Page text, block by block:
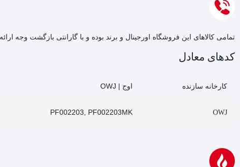
تمامی کالاهای این فروشگاه اورجینال و برند بوده و با گارانتی بازگشت وجه
کدهای معادل
کارخانه سازنده اوج | OWJ
OWJ
PF002203, PF002203MK